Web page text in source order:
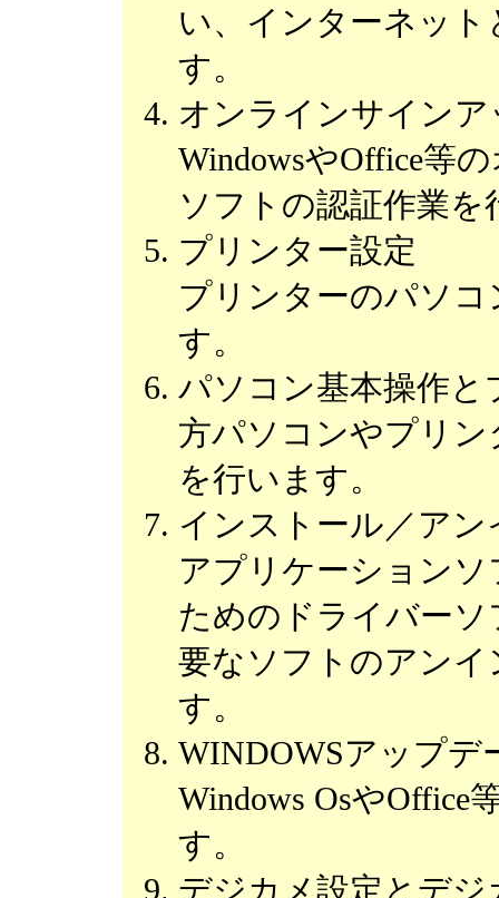
い、インターネッ
す。
オンラインサインア
WindowsやOffice等
ソフトの認証作業を
プリンター設定
プリンターのパソ
す。
パソコン基本操作と
方パソコンやプリン
を行います。
インストール／ア
アプリケーション
ためのドライバー
要なソフトのアン
す。
WINDOWSアップデ
Windows OsやOffice
す。
デジカメ設定とデ